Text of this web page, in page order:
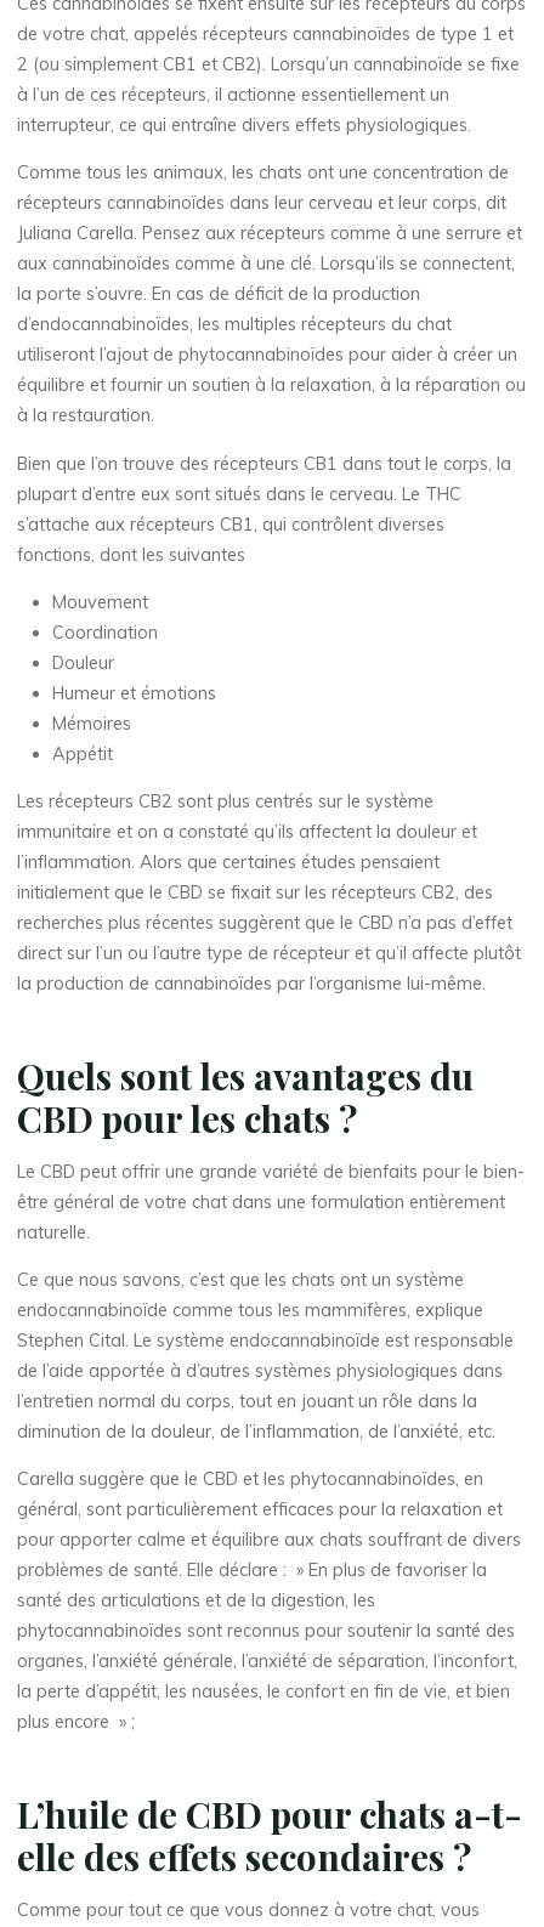
de votre chat, appelés récepteurs cannabinoïdes de type 1 et
2 (ou simplement CB1 et CB2). Lorsqu’un cannabinoïde se fixe
à l’un de ces récepteurs, il actionne essentiellement un
interrupteur, ce qui entraîne divers effets physiologiques.
Comme tous les animaux, les chats ont une concentration de
récepteurs cannabinoïdes dans leur cerveau et leur corps, dit
Juliana Carella. Pensez aux récepteurs comme à une serrure et
aux cannabinoïdes comme à une clé. Lorsqu’ils se connectent,
la porte s’ouvre. En cas de déficit de la production
d’endocannabinoïdes, les multiples récepteurs du chat
utiliseront l’ajout de phytocannabinoïdes pour aider à créer un
équilibre et fournir un soutien à la relaxation, à la réparation ou
à la restauration.
Bien que l’on trouve des récepteurs CB1 dans tout le corps, la
plupart d’entre eux sont situés dans le cerveau. Le THC
s’attache aux récepteurs CB1, qui contrôlent diverses
fonctions, dont les suivantes
Mouvement
Coordination
Douleur
Humeur et émotions
Mémoires
Appétit
Les récepteurs CB2 sont plus centrés sur le système
immunitaire et on a constaté qu’ils affectent la douleur et
l’inflammation. Alors que certaines études pensaient
initialement que le CBD se fixait sur les récepteurs CB2, des
recherches plus récentes suggèrent que le CBD n’a pas d’effet
direct sur l’un ou l’autre type de récepteur et qu’il affecte plutôt
la production de cannabinoïdes par l’organisme lui-même.
Quels sont les avantages du
CBD pour les chats ?
Le CBD peut offrir une grande variété de bienfaits pour le bien-
être général de votre chat dans une formulation entièrement
naturelle.
Ce que nous savons, c’est que les chats ont un système
endocannabinoïde comme tous les mammifères, explique
Stephen Cital. Le système endocannabinoïde est responsable
de l’aide apportée à d’autres systèmes physiologiques dans
l’entretien normal du corps, tout en jouant un rôle dans la
diminution de la douleur, de l’inflammation, de l’anxiété, etc.
Carella suggère que le CBD et les phytocannabinoïdes, en
général, sont particulièrement efficaces pour la relaxation et
pour apporter calme et équilibre aux chats souffrant de divers
problèmes de santé. Elle déclare : » En plus de favoriser la
santé des articulations et de la digestion, les
phytocannabinoïdes sont reconnus pour soutenir la santé des
organes, l’anxiété générale, l’anxiété de séparation, l’inconfort,
la perte d’appétit, les nausées, le confort en fin de vie, et bien
plus encore » ;
L’huile de CBD pour chats a-t-
elle des effets secondaires ?
Comme pour tout ce que vous donnez à votre chat, vous